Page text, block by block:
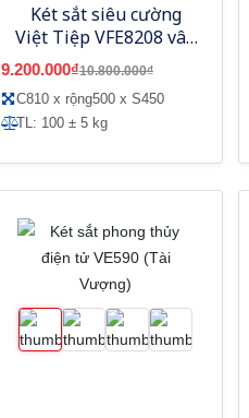
Két sắt siêu cường
Việt Tiệp VFE8208 vân
tay mã số tích hợp App
thông minh
9.200.000₫10.800.000₫
C810 x rộng500 x S450
TL: 100 ± 5 kg